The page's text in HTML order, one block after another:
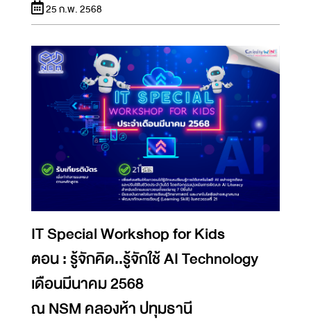
25 ก.พ. 2568
IT Special Workshop for Kids
ตอน : รู้จักคิด..รู้จักใช้ AI Technology
เดือนมีนาคม 2568
ณ NSM คลองห้า ปทุมธานี